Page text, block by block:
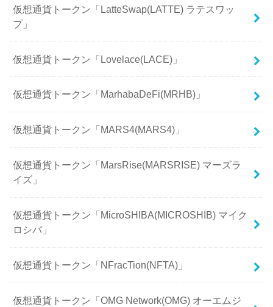
仮想通貨トークン「LatteSwap(LATTE) ラテスワッ
プ」
仮想通貨トークン「Lovelace(LACE)」
仮想通貨トークン「MarhabaDeFi(MRHB)」
仮想通貨トークン「MARS4(MARS4)」
仮想通貨トークン「MarsRise(MARSRISE) マーズラ
イズ」
仮想通貨トークン「MicroSHIBA(MICROSHIB) マイク
ロシバ」
仮想通貨トークン「NFracTion(NFTA)」
仮想通貨トークン「OMG Network(OMG) オーエムジ